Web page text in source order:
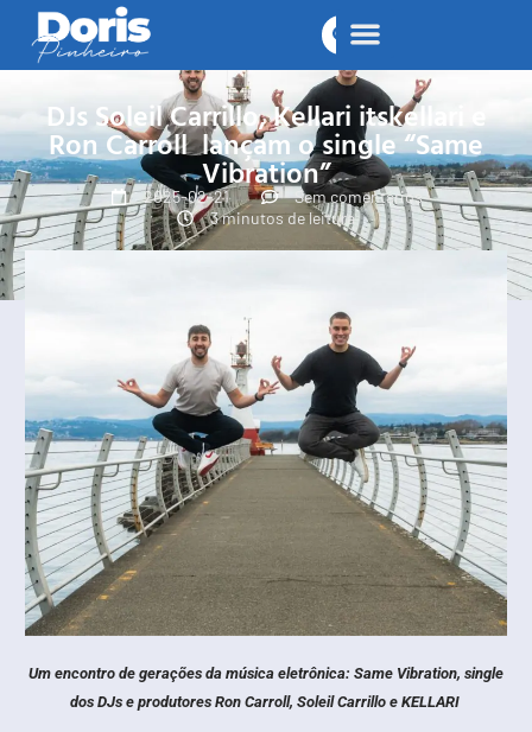
DJs Soleil Carrillo, Kellari itskellari e
Ron Carroll lançam o single “Same
Vibration”
2025-02-21
Sem comentários
3 minutos de leitura
Um encontro de gerações da música eletrônica: Same Vibration, single
dos DJs e produtores Ron Carroll, Soleil Carrillo e KELLARI